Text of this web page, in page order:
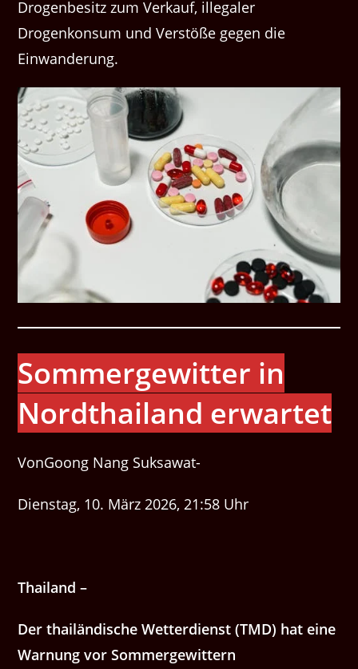
Drogenbesitz zum Verkauf, illegaler
Drogenkonsum und Verstöße gegen die
Einwanderung.
Sommergewitter in
Nordthailand erwartet
VonGoong Nang Suksawat-
Dienstag, 10. März 2026, 21:58 Uhr
Thailand –
Der thailändische Wetterdienst (TMD) hat eine
Warnung vor Sommergewittern